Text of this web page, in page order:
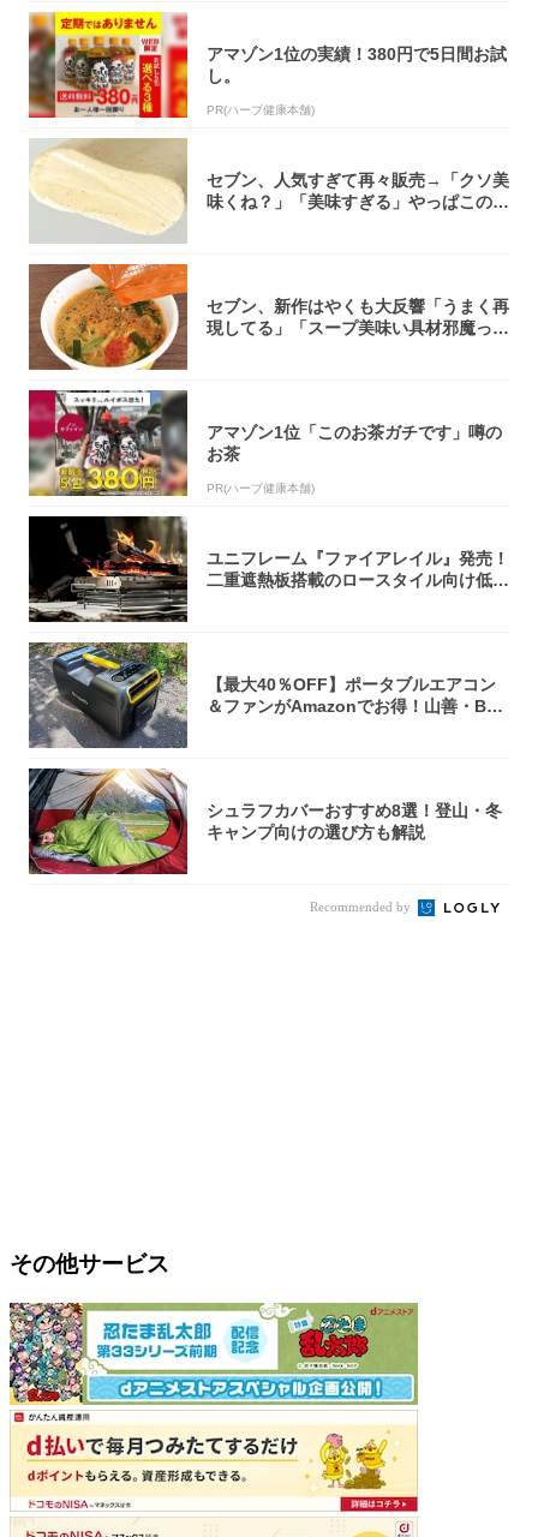
アマゾン1位の実績！380円で5日間お試
し。
PR(ハーブ健康本舗)
セブン、人気すぎて再々販売→「クソ美
味くね？」「美味すぎる」やっぱこのク
セブン、新作はやくも大反響「うまく再
現してる」「スープ美味い具材邪魔って
アマゾン1位「このお茶ガチです」噂の
お茶
PR(ハーブ健康本舗)
ユニフレーム『ファイアレイル』発売！
二重遮熱板搭載のロースタイル向け低型
【最大40％OFF】ポータブルエアコン
＆ファンがAmazonでお得！山善・Bo
シュラフカバーおすすめ8選！登山・冬
キャンプ向けの選び方も解説
Recommended by
その他サービス